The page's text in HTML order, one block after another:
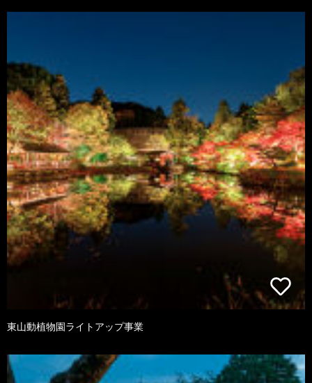
東山動植物園ライトアップ事業